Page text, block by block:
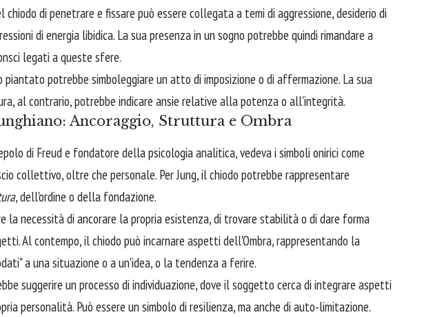
di penetrare e fissare può essere collegata a temi di aggressione, desiderio di
di energia libidica. La sua presenza in un sogno potrebbe quindi rimandare a
legati a queste sfere.
piantato potrebbe simboleggiare un atto di imposizione o di affermazione. La sua
al contrario, potrebbe indicare ansie relative alla potenza o all'integrità.
Ancoraggio, Struttura e Ombra
di Freud e fondatore della psicologia analitica, vedeva i simboli onirici come
collettivo, oltre che personale. Per Jung, il chiodo potrebbe rappresentare
, dell'ordine o della fondazione.
la necessità di ancorare la propria esistenza, di trovare stabilità o di dare forma
Al contempo, il chiodo può incarnare aspetti dell'Ombra, rappresentando la
a una situazione o a un'idea, o la tendenza a ferire.
suggerire un processo di individuazione, dove il soggetto cerca di integrare aspetti
personalità. Può essere un simbolo di resilienza, ma anche di auto-limitazione.